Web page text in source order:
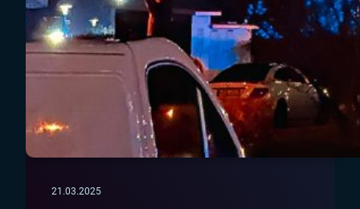
21.03.2025